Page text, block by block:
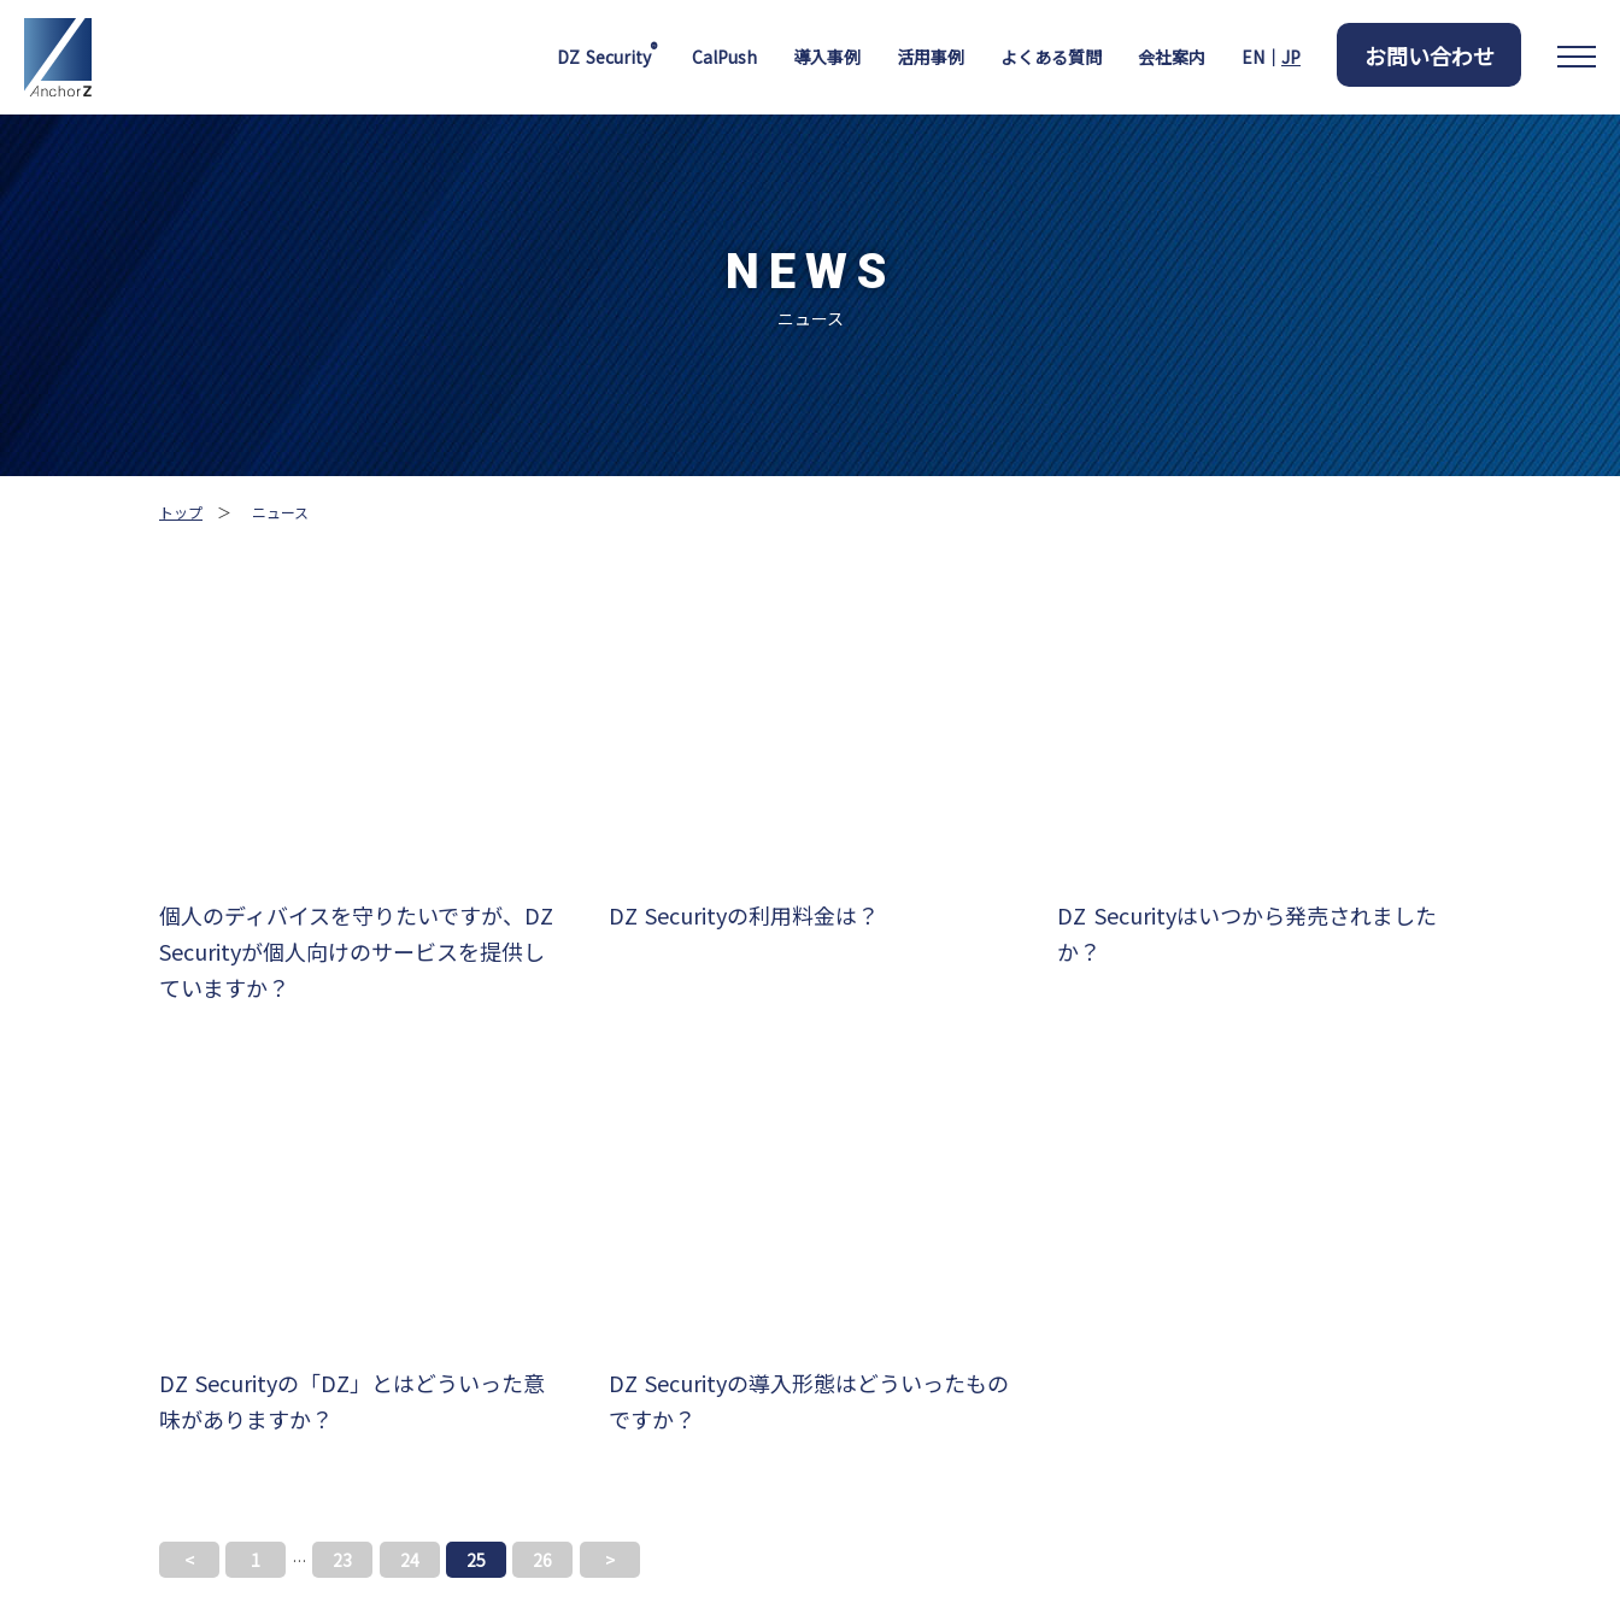
DZ Security® CalPush 導入事例 活用事例 よくある質問 会社案内 EN｜ JP お問い合わせ
NEWS
ニュース
トップ ＞ ニュース
個人のディバイスを守りたいですが、DZ
Securityが個人向けのサービスを提供し
ていますか？
DZ Securityの利用料金は？
DZ Securityはいつから発売されました
か？
DZ Securityの「DZ」とはどういった意
味がありますか？
DZ Securityの導入形態はどういったもの
ですか？
< 1 … 23 24 25 26 >